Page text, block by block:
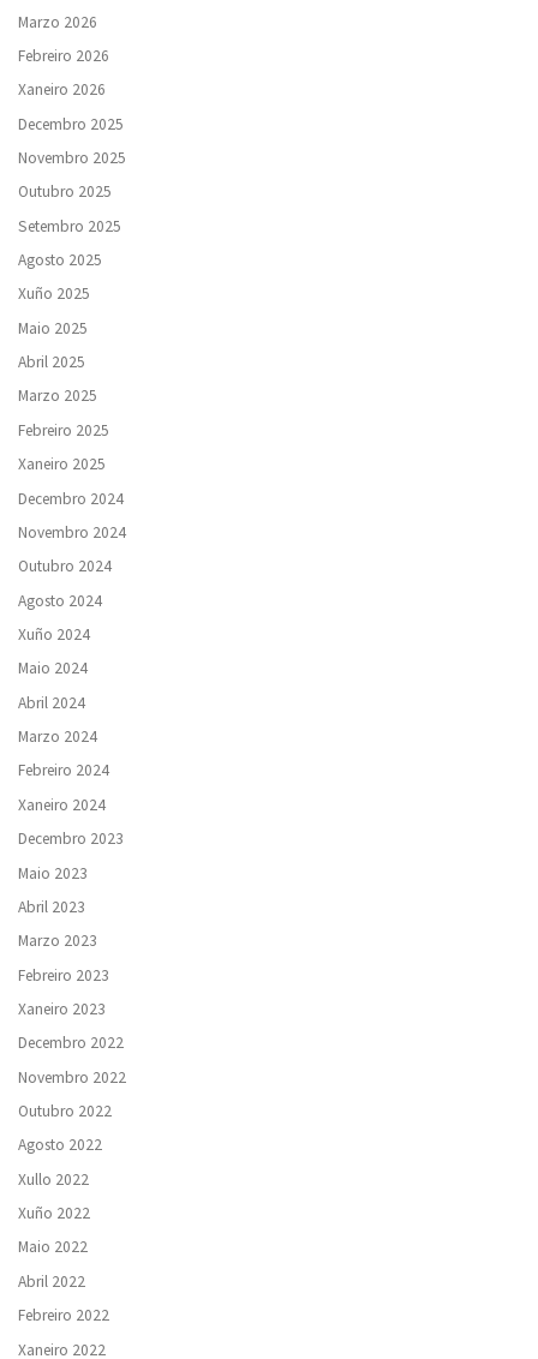
Marzo 2026
Febreiro 2026
Xaneiro 2026
Decembro 2025
Novembro 2025
Outubro 2025
Setembro 2025
Agosto 2025
Xuño 2025
Maio 2025
Abril 2025
Marzo 2025
Febreiro 2025
Xaneiro 2025
Decembro 2024
Novembro 2024
Outubro 2024
Agosto 2024
Xuño 2024
Maio 2024
Abril 2024
Marzo 2024
Febreiro 2024
Xaneiro 2024
Decembro 2023
Maio 2023
Abril 2023
Marzo 2023
Febreiro 2023
Xaneiro 2023
Decembro 2022
Novembro 2022
Outubro 2022
Agosto 2022
Xullo 2022
Xuño 2022
Maio 2022
Abril 2022
Febreiro 2022
Xaneiro 2022